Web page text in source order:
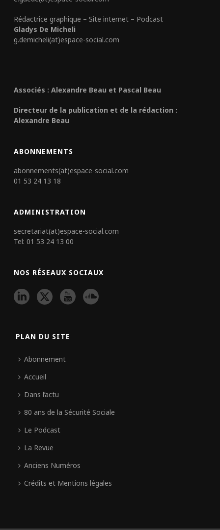
Rédactrice graphique – Site internet – Podcast
Gladys De Micheli
g.demicheli(at)espace-social.com
Associés : Alexandre Beau et Pascal Beau
Directeur de la publication et de la rédaction :
Alexandre Beau
ABONNEMENTS
abonnements(at)espace-social.com
01 53 24 13 18
ADMINISTRATION
secretariat(at)espace-social.com
Tel: 01 53 24 13 00
NOS RÉSEAUX SOCIAUX
PLAN DU SITE
Abonnement
Accueil
Dans l’actu
80 ans de la Sécurité Sociale
Le Podcast
La Revue
Anciens Numéros
Crédits et Mentions légales